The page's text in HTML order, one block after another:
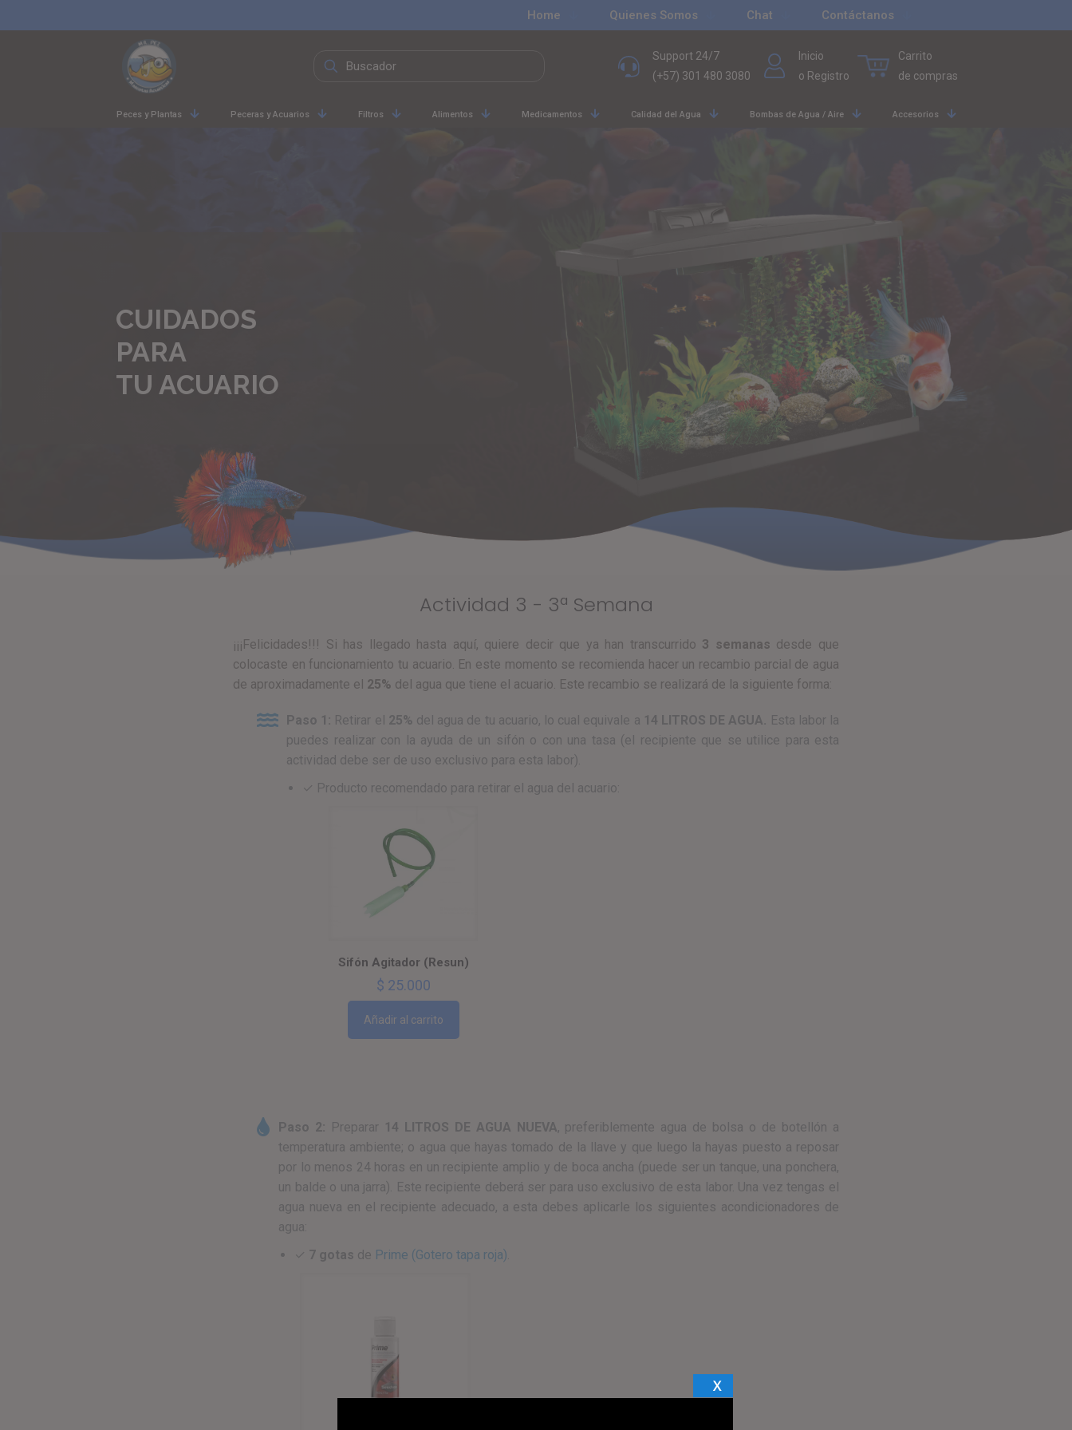
Home Quienes Somos Chat Contáctanos
Support 24/7
(+57) 301 480 3080
Inicio
o Registro
Carrito
de compras
Peces y Plantas Peceras y Acuarios Filtros Alimentos Medicamentos Calidad del Agua Bombas de Agua / Aire Accesorios
CUIDADOS
PARA
TU ACUARIO
Actividad 3 - 3ª Semana
¡¡¡Felicidades!!! Si has llegado hasta aquí, quiere decir que ya han transcurrido 3 semanas desde que
colocaste en funcionamiento tu acuario. En este momento se recomienda hacer un recambio parcial de agua
de aproximadamente el 25% del agua que tiene el acuario. Este recambio se realizará de la siguiente forma:
Paso 1: Retirar el 25% del agua de tu acuario, lo cual equivale a 14 LITROS DE AGUA. Esta labor la
puedes realizar con la ayuda de un sifón o con una tasa (el recipiente que se utilice para esta
actividad debe ser de uso exclusivo para esta labor).
✓ Producto recomendado para retirar el agua del acuario:
Sifón Agitador (Resun)
$ 25.000
Añadir al carrito
Paso 2: Preparar 14 LITROS DE AGUA NUEVA, preferiblemente agua de bolsa o de botellón a
temperatura ambiente; o agua que hayas tomado de la llave y que luego la hayas puesto a reposar
por lo menos 24 horas en un recipiente amplio y de boca ancha (puede ser un tanque, una ponchera,
un balde o una jarra). Este recipiente deberá ser para uso exclusivo de esta labor. Una vez tengas el
agua nueva en el recipiente adecuado, a esta debes aplicarle los siguientes acondicionadores de
agua:
✓ 7 gotas de Prime (Gotero tapa roja).
X